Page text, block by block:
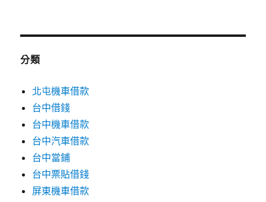
分類
北屯機車借款
台中借錢
台中機車借款
台中汽車借款
台中當鋪
台中票貼借錢
屏東機車借款